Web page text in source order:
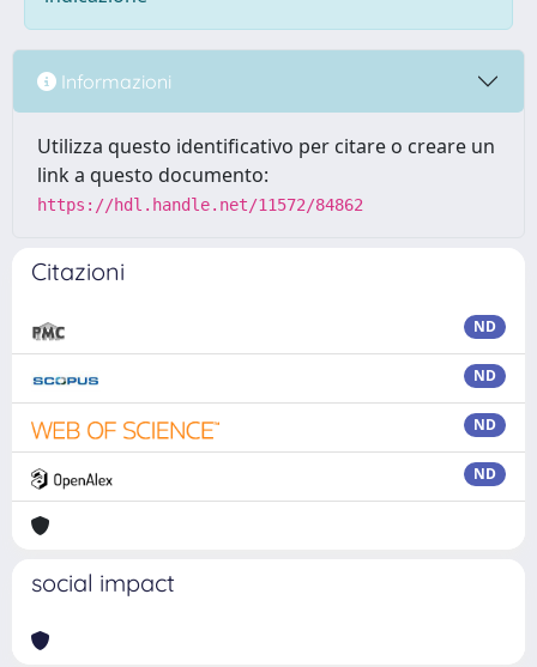
Informazioni
Utilizza questo identificativo per citare o creare un
link a questo documento:
https://hdl.handle.net/11572/84862
Citazioni
ND
ND
ND
ND
social impact